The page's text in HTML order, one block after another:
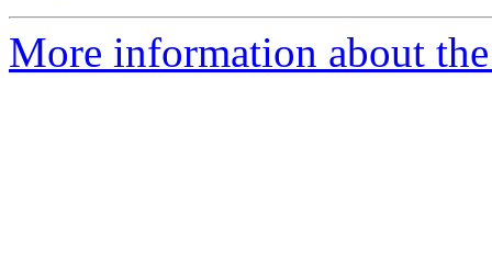
More information about